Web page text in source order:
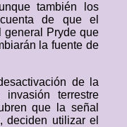
también los
de que el
general Pryde que
la fuente de
de la
terrestre
que la señal
deciden utilizar el